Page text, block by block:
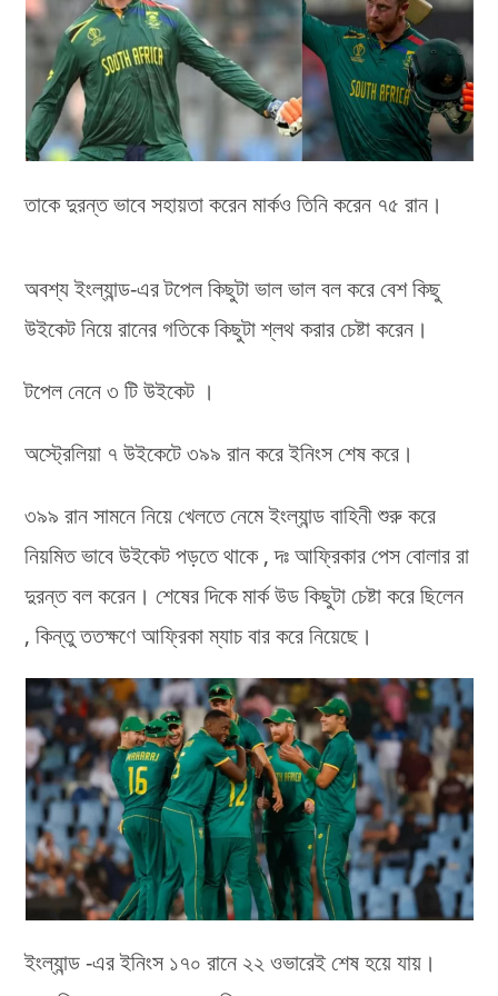
তাকে দুরন্ত ভাবে সহায়তা করেন মার্কও তিনি করেন ৭৫ রান।
অবশ্য ইংল্যান্ড-এর টপেল কিছুটা ভাল ভাল বল করে বেশ কিছু
উইকেট নিয়ে রানের গতিকে কিছুটা শ্লথ করার চেষ্টা করেন।
টপেল নেনে ৩ টি উইকেট ।
অস্ট্রেলিয়া ৭ উইকেটে ৩৯৯ রান করে ইনিংস শেষ করে।
৩৯৯ রান সামনে নিয়ে খেলতে নেমে ইংল্যান্ড বাহিনী শুরু করে
নিয়মিত ভাবে উইকেট পড়তে থাকে , দঃ আফ্রিকার পেস বোলার রা
দুরন্ত বল করেন। শেষের দিকে মার্ক উড কিছুটা চেষ্টা করে ছিলেন
, কিন্তু ততক্ষণে আফ্রিকা ম্যাচ বার করে নিয়েছে।
ইংল্যান্ড -এর ইনিংস ১৭০ রানে ২২ ওভারেই শেষ হয়ে যায়।